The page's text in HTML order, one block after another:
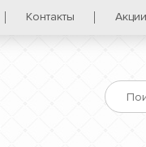
Контакты Акции